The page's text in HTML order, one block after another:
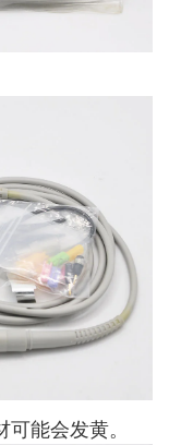
能会发黄。